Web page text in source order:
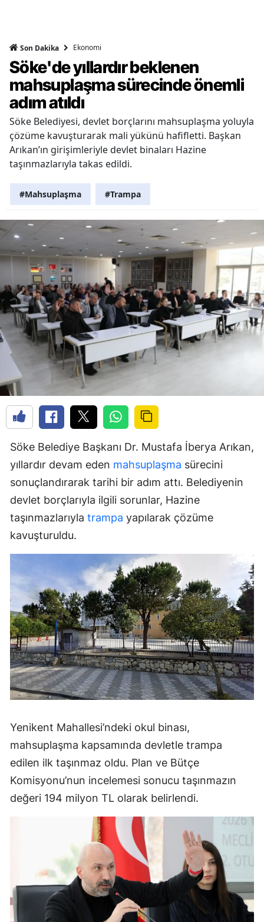
Son Dakika Ekonomi
Söke'de yıllardır beklenen
mahsuplaşma sürecinde önemli
adım atıldı
Söke Belediyesi, devlet borçlarını mahsuplaşma yoluyla
çözüme kavuşturarak mali yükünü hafifletti. Başkan
Arıkan’ın girişimleriyle devlet binaları Hazine
taşınmazlarıyla takas edildi.
#Mahsuplaşma #Trampa
Söke Belediye Başkanı Dr. Mustafa İberya Arıkan,
yıllardır devam eden mahsuplaşma sürecini
sonuçlandırarak tarihi bir adım attı. Belediyenin
devlet borçlarıyla ilgili sorunlar, Hazine
taşınmazlarıyla trampa yapılarak çözüme
kavuşturuldu.
Yenikent Mahallesi’ndeki okul binası,
mahsuplaşma kapsamında devletle trampa
edilen ilk taşınmaz oldu. Plan ve Bütçe
Komisyonu’nun incelemesi sonucu taşınmazın
değeri 194 milyon TL olarak belirlendi.